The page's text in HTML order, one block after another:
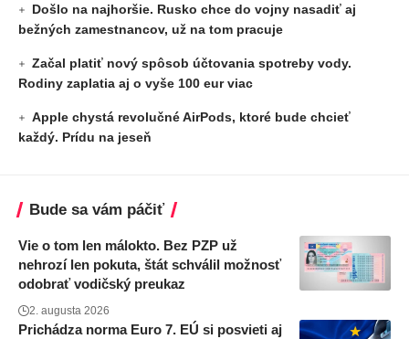
Došlo na najhoršie. Rusko chce do vojny nasadiť aj
bežných zamestnancov, už na tom pracuje
Začal platiť nový spôsob účtovania spotreby vody.
Rodiny zaplatia aj o vyše 100 eur viac
Apple chystá revolučné AirPods, ktoré bude chcieť
každý. Prídu na jeseň
Bude sa vám páčiť
Vie o tom len málokto. Bez PZP už
nehrozí len pokuta, štát schválil možnosť
odobrať vodičský preukaz
2. augusta 2026
Prichádza norma Euro 7. EÚ si posvieti aj